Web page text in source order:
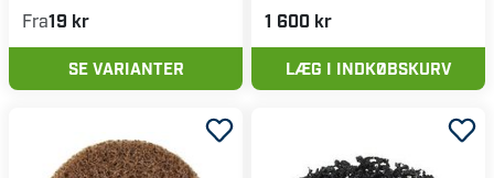
Fra19 kr
SE VARIANTER
1 600 kr
LÆG I INDKØBSKURV